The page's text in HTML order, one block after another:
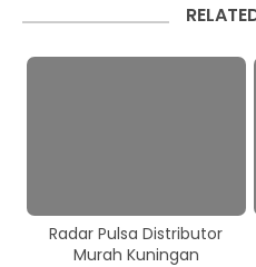
Radar Pulsa Distributor
Murah Kuningan